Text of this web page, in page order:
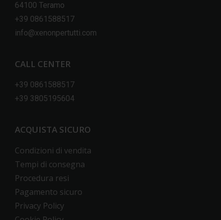
64100 Teramo
+39 0861588517
info@xenonpertutti.com
CALL CENTER
+39 0861588517
+39 3805195604
ACQUISTA SICURO
Condizioni di vendita
Tempi di consegna
Procedura resi
Pagamento sicuro
Privacy Policy